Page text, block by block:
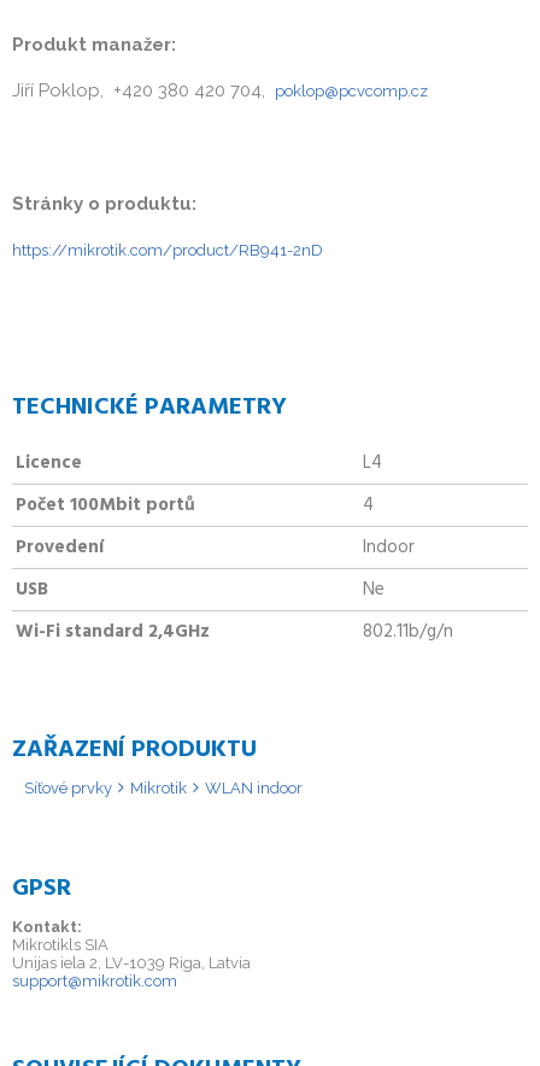
Produkt manažer:
Jiří Poklop, +420 380 420 704, poklop@pcvcomp.cz
Stránky o produktu:
https://mikrotik.com/product/RB941-2nD
TECHNICKÉ PARAMETRY
Licence
L4
Počet 100Mbit portů
4
Provedení
Indoor
USB
Ne
Wi-Fi standard 2,4GHz
802.11b/g/n
ZAŘAZENÍ PRODUKTU
Síťové prvky Mikrotik WLAN indoor
GPSR
Kontakt:
Mikrotikls SIA
Unijas iela 2, LV-1039 Riga, Latvia
support@mikrotik.com